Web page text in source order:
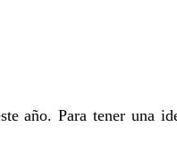
año. Para tener una